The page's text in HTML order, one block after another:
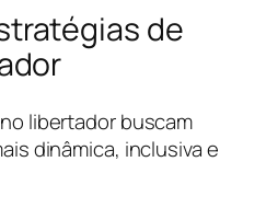
de
libertador buscam
dinâmica, inclusiva e